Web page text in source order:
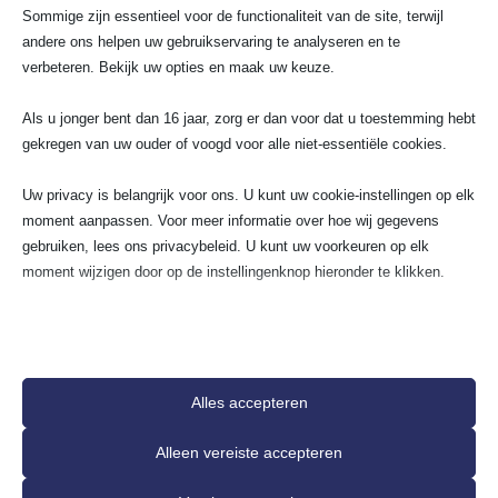
of uitbreiden van je groepenkast? Bekijk direct de
actuele tarieven via
de groepenkast kosten & advies
pagina
Elektro Experts
Of je nu een oud huis compleet wilt laten vernieuwen
Experts is landelijk actief, werkt snel, veilig en altijd
volgens de nieuwste eisen. Met een vast
aanspreekpunt, duidelijke offerte en nazorg weet je
precies waar je aan toe bent. En met 24/7 spoedservice
ontvang binnen 24 uur een duidelijk en eerlijk voorstel
voor jouw renovatie op maat viaofferte aanvragen
voor elektra renovatie
uur voor deskundig renovatiewerk? Check de actuele
tarieven via onze
.
Sommige zijn essentieel voor de functionaliteit van de site, terwijl
andere ons helpen uw gebruikservaring te analyseren en te
verbeteren. Bekijk uw opties en maak uw keuze.
Als u jonger bent dan 16 jaar, zorg er dan voor dat u toestemming hebt
gekregen van uw ouder of voogd voor alle niet-essentiële cookies.
Uw privacy is belangrijk voor ons. U kunt uw cookie-instellingen op elk
moment aanpassen. Voor meer informatie over hoe wij gegevens
gebruiken, lees ons privacybeleid. U kunt uw voorkeuren op elk
moment wijzigen door op de instellingenknop hieronder te klikken.
kunnen aanbieden, kan beïnvloeden.
Essentiële cookies en services bieden basisfunctionaliteit en zijn
Alles accepteren
Alleen vereiste accepteren